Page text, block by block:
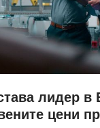
лидер в
цени